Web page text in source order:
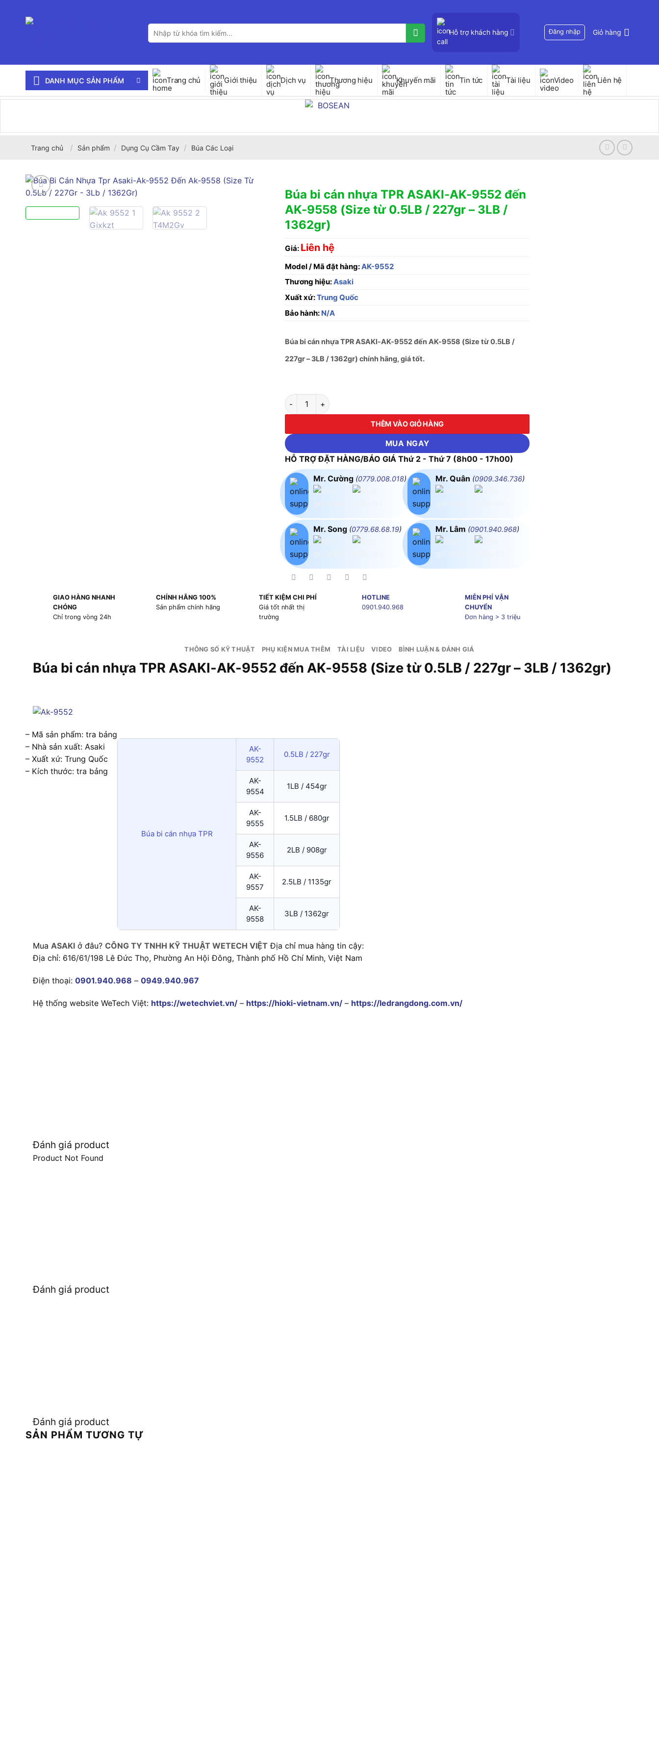
Tìm
kiếm:
Hỗ trợ khách hàng Đăng nhập Giỏ hàng
DANH MỤC SẢN PHẨM Trang chủ Giới thiệu Dịch vụ Thương hiệu Khuyến mãi Tin tức Tài liệu Video Liên hệ
Trang chủ / Sản phẩm / Dụng Cụ Cầm Tay / Búa Các Loại
Búa bi cán nhựa TPR ASAKI-AK-9552 đến
AK-9558 (Size từ 0.5LB / 227gr – 3LB /
1362gr)
Giá: Liên hệ
Model / Mã đặt hàng:AK-9552
Thương hiệu:Asaki
Xuất xứ:Trung Quốc
Bảo hành: N/A
Búa bi cán nhựa TPR ASAKI-AK-9552 đến AK-9558 (Size từ 0.5LB /
227gr – 3LB / 1362gr) chính hãng, giá tốt.
Búa bi cán nhựa TPR ASAKI-AK-9552 đến AK-9558 (Size từ 0.5LB / 227gr - 3LB / 1362gr) số lượng
THÊM VÀO GIỎ HÀNG
MUA NGAY
HỖ TRỢ ĐẶT HÀNG/BÁO GIÁ Thứ 2 - Thứ 7 (8h00 - 17h00)
Mr. Cường (0779.008.018)
Mr. Song (0779.68.68.19)
Mr. Quân (0909.346.736)
Mr. Lâm (0901.940.968)
GIAO HÀNG NHANH
CHÓNG
Chỉ trong vòng 24h
CHÍNH HÃNG 100%
Sản phẩm chính hãng
TIẾT KIỆM CHI PHÍ
Giá tốt nhất thị
trường
HOTLINE
0901.940.968
MIỄN PHÍ VẬN
CHUYỂN
Đơn hàng > 3 triệu
THÔNG SỐ KỸ THUẬT PHỤ KIỆN MUA THÊM TÀI LIỆU VIDEO BÌNH LUẬN & ĐÁNH GIÁ
Búa bi cán nhựa TPR ASAKI-AK-9552 đến AK-9558 (Size từ 0.5LB / 227gr – 3LB / 1362gr)
– Mã sản phẩm: tra bảng
– Nhà sản xuất: Asaki
– Xuất xứ: Trung Quốc
– Kích thước: tra bảng
Búa bi cán nhựa TPR
AK-
9552
0.5LB / 227gr
AK-
9554
1LB / 454gr
AK-
9555
1.5LB / 680gr
AK-
9556
2LB / 908gr
AK-
9557
2.5LB / 1135gr
AK-
9558
3LB / 1362gr
Mua ASAKI ở đâu? CÔNG TY TNHH KỸ THUẬT WETECH VIỆT Địa chỉ mua hàng tin cậy:
Địa chỉ: 616/61/198 Lê Đức Thọ, Phường An Hội Đông, Thành phố Hồ Chí Minh, Việt Nam
Điện thoại: 0901.940.968 – 0949.940.967
Hệ thống website WeTech Việt: https://wetechviet.vn/ – https://hioki-vietnam.vn/ – https://ledrangdong.com.vn/
Đánh giá product
Product Not Found
Đánh giá product
Đánh giá product
SẢN PHẨM TƯƠNG TỰ